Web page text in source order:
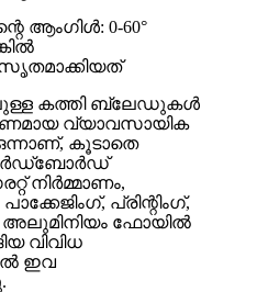
ആംഗിൾ: 0-60°
കത്തി ബ്ലേഡുകൾ
വ്യാവസായിക
കൂടാതെ
നിർമ്മാണം,
പ്രിന്റിംഗ്,
അലുമിനിയം ഫോയിൽ
വിവിധ
ഇവ